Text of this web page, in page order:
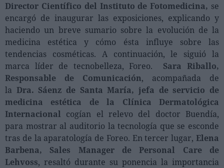
Registrarse
INICIAR SESIÓN
Director Científico del Instituto de Fotomedicina, se
encargó de inaugurar las exposiciones, explicando y
haciendo un breve sumario sobre la evolución de la
medicina estética y cómo ésta influye sobre las
tendencias cosméticas. A continuación, le siguió la
marca líder de tecnobelleza, Foreo.Sara Riballo,
Responsable de Comunicación, acompañada de
la Dra. Sáenz de Santa María, jefa de servicio de
medicina estética de la Clínica Dermatológica
Internacional cogían el relevo del doctor Buendía,
para mostrar al auditorio la tecnología que se esconde
tras de la aparatología de Foreo. En tercer lugar, Elena
Barbena, Sales Manager de Personal Care de
Lehvoss, resaltó durante su ponencia la importancia